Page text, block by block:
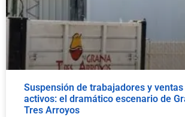
Suspensión de trabajadores y ventas
activos: el dramático escenario de
Tres Arroyos